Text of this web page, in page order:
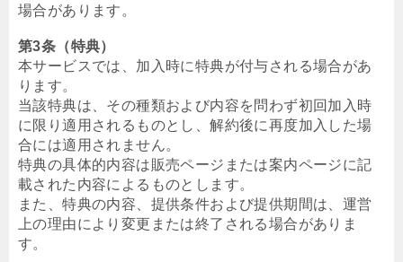
場合があります。
第3条（特典）
本サービスでは、加入時に特典が付与される場合があ
ります。
当該特典は、その種類および内容を問わず初回加入時
に限り適用されるものとし、解約後に再度加入した場
合には適用されません。
特典の具体的内容は販売ページまたは案内ページに記
載された内容によるものとします。
また、特典の内容、提供条件および提供期間は、運営
上の理由により変更または終了される場合がありま
す。